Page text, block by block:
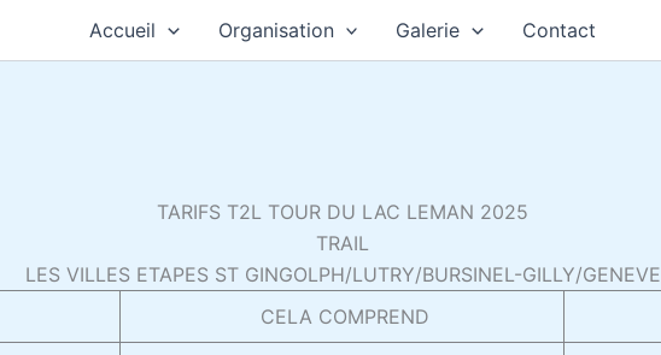
Accueil Organisation Galerie Contact
TARIFS T2L TOUR DU LAC LEMAN 2025
TRAIL
LES VILLES ETAPES ST GINGOLPH/LUTRY/BURSINEL-GILLY/GENEVE
CELA COMPREND